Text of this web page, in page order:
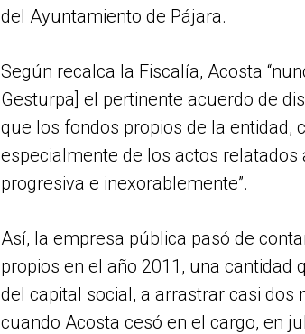
del Ayuntamiento de Pájara.
Según recalca la Fiscalía, Acosta
Gesturpa] el pertinente acuerdo de
que los fondos propios de la entidad,
especialmente de los actos
progresiva e inexorablemente”.
Así, la empresa pública pasó de
propios en el año 2011, una cantidad
del capital social, a arrastrar casi dos
cuando Acosta cesó en el cargo, en